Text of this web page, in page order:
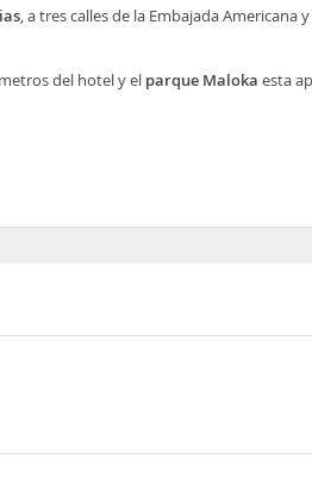
, a tres calles de la Embajada Americana
del hotel y el parque Maloka esta